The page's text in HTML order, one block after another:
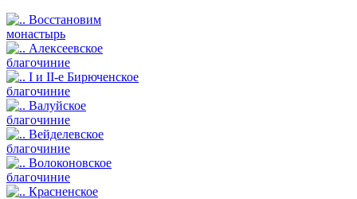
Восстановим
монастырь
Алексеевское
благочиние
I и II-е Бирюченское
благочиние
Валуйское
благочиние
Вейделевское
благочиние
Волоконовское
благочиние
Красненское